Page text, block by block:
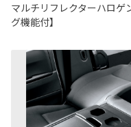
マルチリフレクターハロゲ
グ機能付】